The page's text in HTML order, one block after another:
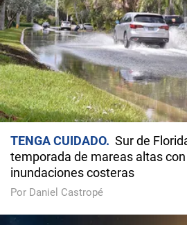
TENGA CUIDADO
Sur de
temporada de mareas altas
inundaciones costeras
Por Daniel Castropé